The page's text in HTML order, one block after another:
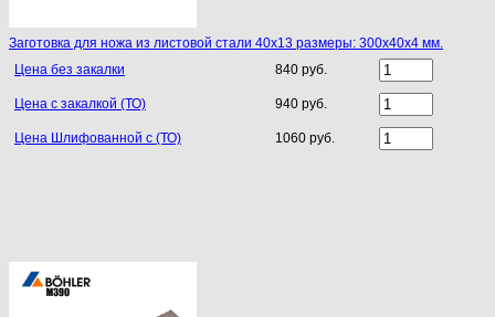
Заготовка для ножа из листовой стали 40х13 размеры: 300х40х4 мм.
Цена без закалки
840 руб.
Цена с закалкой (ТО) 940 руб.
Цена Шлифованной с (ТО) 1060 руб.